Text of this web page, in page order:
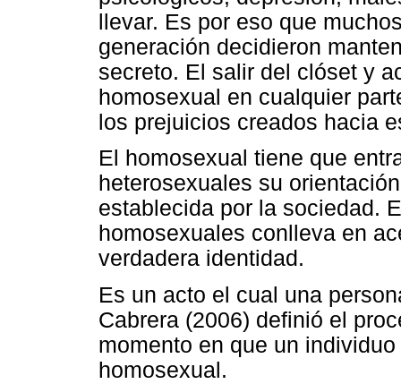
llevar. Es por eso que
generación decidieron
secreto. El salir del clóset y
homosexual en cualquier
los prejuicios creados hacia
El homosexual tiene que
heterosexuales su
establecida por la sociedad.
homosexuales conlleva en
verdadera identidad.
Es un acto el cual una
Cabrera (2006) definió el
momento en que un
homosexual.